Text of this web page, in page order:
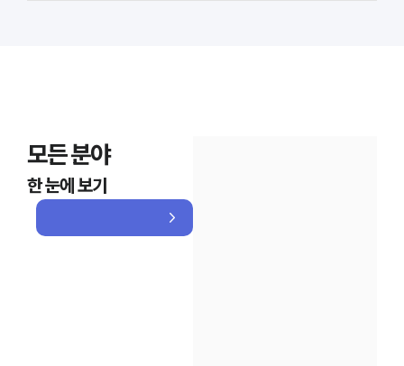
모든 분야
한 눈에 보기